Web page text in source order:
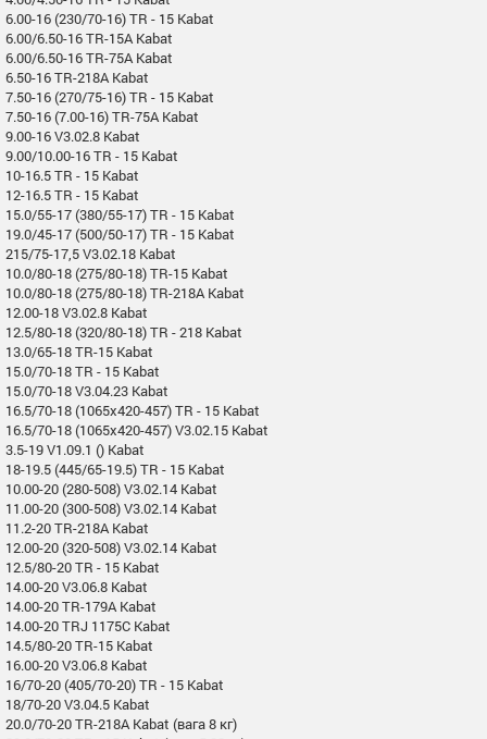
6.00-16 (230/70-16) TR - 15 Kabat
6.00/6.50-16 TR-15A Kabat
6.00/6.50-16 TR-75A Kabat
6.50-16 TR-218A Kabat
7.50-16 (270/75-16) TR - 15 Kabat
7.50-16 (7.00-16) TR-75A Kabat
9.00-16 V3.02.8 Kabat
9.00/10.00-16 TR - 15 Kabat
10-16.5 TR - 15 Kabat
12-16.5 TR - 15 Kabat
15.0/55-17 (380/55-17) TR - 15 Kabat
19.0/45-17 (500/50-17) TR - 15 Kabat
215/75-17,5 V3.02.18 Kabat
10.0/80-18 (275/80-18) TR-15 Kabat
10.0/80-18 (275/80-18) TR-218A Kabat
12.00-18 V3.02.8 Kabat
12.5/80-18 (320/80-18) TR - 218 Kabat
13.0/65-18 TR-15 Kabat
15.0/70-18 TR - 15 Kabat
15.0/70-18 V3.04.23 Kabat
16.5/70-18 (1065x420-457) TR - 15 Kabat
16.5/70-18 (1065x420-457) V3.02.15 Kabat
3.5-19 V1.09.1 () Kabat
18-19.5 (445/65-19.5) TR - 15 Kabat
10.00-20 (280-508) V3.02.14 Kabat
11.00-20 (300-508) V3.02.14 Kabat
11.2-20 TR-218A Kabat
12.00-20 (320-508) V3.02.14 Kabat
12.5/80-20 TR - 15 Kabat
14.00-20 V3.06.8 Kabat
14.00-20 TR-179A Kabat
14.00-20 TRJ 1175C Kabat
14.5/80-20 TR-15 Kabat
16.00-20 V3.06.8 Kabat
16/70-20 (405/70-20) TR - 15 Kabat
18/70-20 V3.04.5 Kabat
20.0/70-20 TR-218A Kabat (вага 8 кг)